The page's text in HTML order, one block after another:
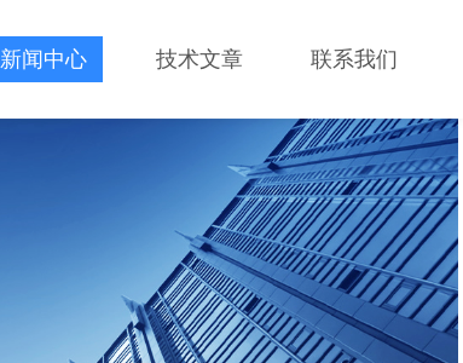
新闻中心 技术文章 联系我们